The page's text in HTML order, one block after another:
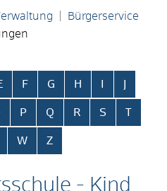
Bürgerservice
F G H
P Q R S T
W Z
- Kind